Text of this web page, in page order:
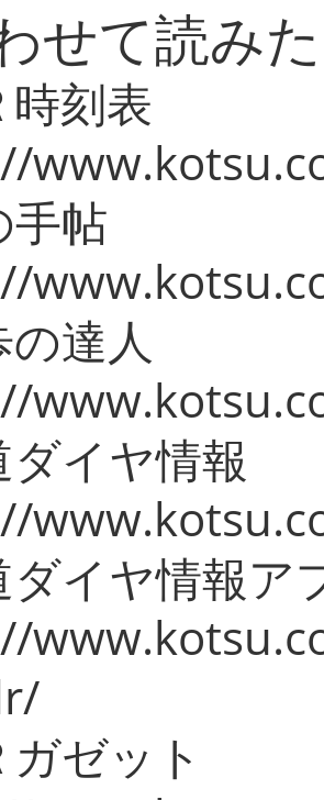
せて読み
刻表
手帖
達人
イヤ情報
ダイヤ情報ア
ゼット